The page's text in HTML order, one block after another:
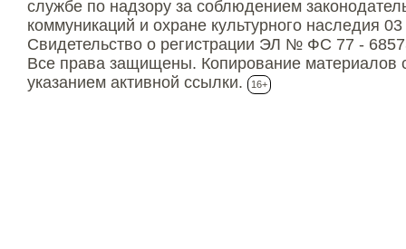
службе по надзору за соблюдением
коммуникаций и охране культурного наследия
Свидетельство о регистрации ЭЛ № ФС 77 -
Все права защищены. Копирование материалов
указанием активной ссылки.
16+